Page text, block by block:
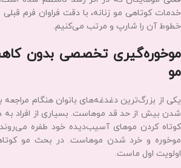
کوتاهی لایه‌ای و حجمی
اگر موهای کم‌پشتی دارید و به دنبال حجم دادن
موهای بسیار پرپشت و سنگینی دارید که نیاز
لیر بهترین راهکار است. یک هیرکات زنانه لایه‌ای
اصلاح و مرتب‌سازی فرم قبلی
گاهی اوقات شما نیازی به تغییر مدل ندارید،
فعلی موهایتان که در اثر رشد نامنظم شده است،